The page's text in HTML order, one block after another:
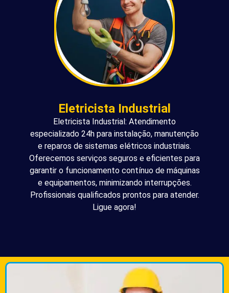
Eletricista Industrial
Eletricista Industrial: Atendimento
especializado 24h para instalação, manutenção
e reparos de sistemas elétricos industriais.
Oferecemos serviços seguros e eficientes para
garantir o funcionamento contínuo de máquinas
e equipamentos, minimizando interrupções.
Profissionais qualificados prontos para atender.
Ligue agora!